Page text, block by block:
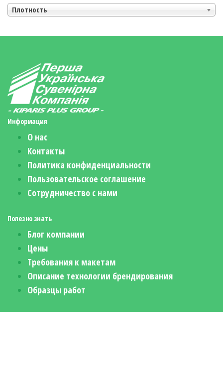
Плотность
Информация
О нас
Контакты
Политика конфиденциальности
Пользовательское соглашение
Сотрудничество с нами
Полезно знать
Блог компании
Цены
Требования к макетам
Описание технологии брендирования
Образцы работ